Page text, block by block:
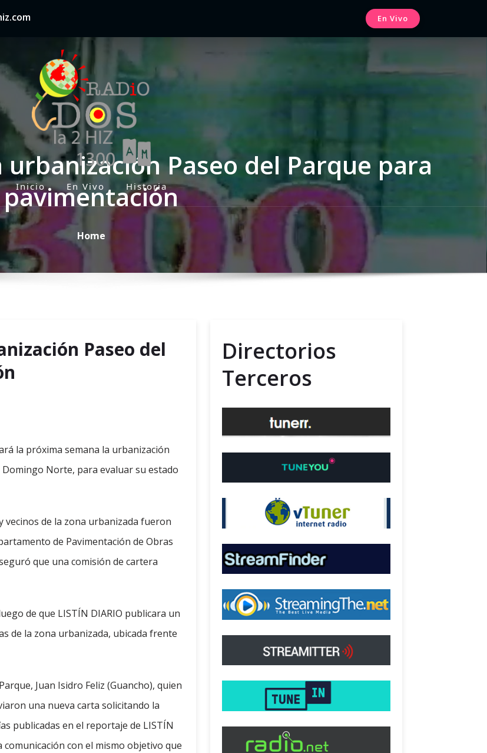
En Vivo
P
r
i
a
r
u
Inicio En Vivo Historia
Paseo del Parque para
pavimentación
Home
Paseo del
la próxima semana la urbanización
Norte, para evaluar su estado
vecinos de la zona urbanizada fueron
de Pavimentación de Obras
que una comisión de cartera
de que LISTÍN DIARIO publicara un
de la zona urbanizada, ubicada frente
Juan Isidro Feliz (Guancho), quien
una nueva carta solicitando la
publicadas en el reportaje de LISTÍN
con el mismo objetivo que
Directorios
Terceros